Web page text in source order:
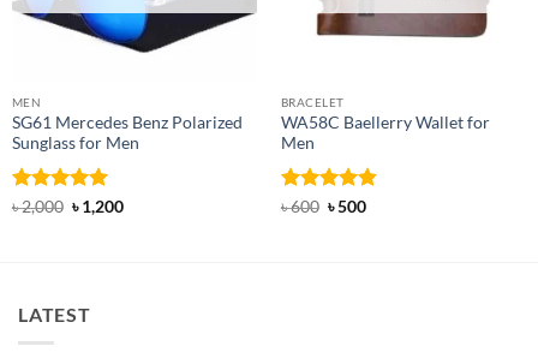
MEN
SG61 Mercedes Benz Polarized
Sunglass for Men
Rated 5
৳2,000 Original
price
৳1,200Current
BRACELET
WA58C Baellerry Wallet for
Men
Rated4.83
৳600 Original
৳500Current
LATEST